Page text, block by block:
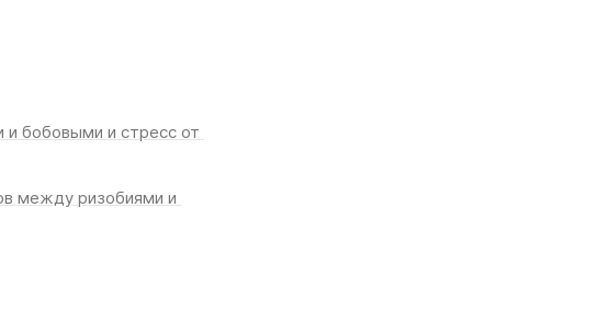
бобовыми и стресс от
между ризобиями и